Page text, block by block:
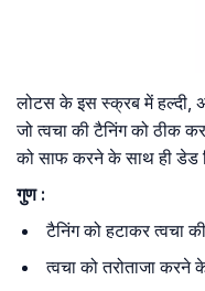
लोटस के इस स्क्रब में हल्दी,
जो त्वचा की टैनिंग को ठीक
को साफ करने के साथ ही डेड
गुण :
टैनिंग को हटाकर त्वचा
त्वचा को तरोताजा